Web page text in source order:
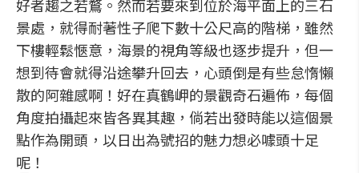
好者趨之若鶩。然而若要來到位於海平面上的三石
景處，就得耐著性子爬下數十公尺高的階梯，雖然
下樓輕鬆愜意，海景的視角等級也逐步提升，但一
想到待會就得沿途攀升回去，心頭倒是有些怠惰懶
散的阿雜感啊！好在真鶴岬的景觀奇石遍佈，每個
角度拍攝起來皆各異其趣，倘若出發時能以這個景
點作為開頭，以日出為號招的魅力想必噱頭十足
呢！